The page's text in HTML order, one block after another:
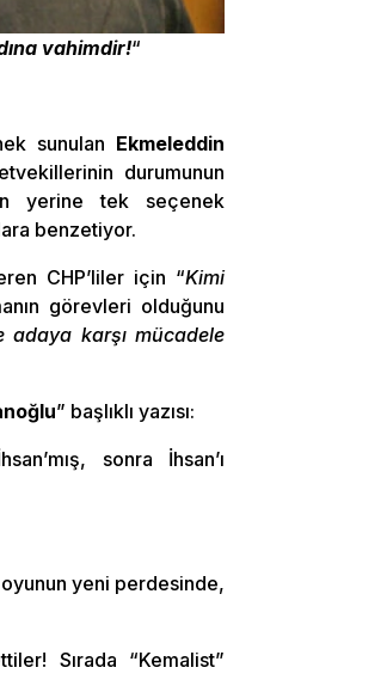
vahimdir!“
sunulan Ekmeleddin
durumunun
yerine tek seçenek
benzetiyor.
CHP’liler için “Kimi
görevleri olduğunu
karşı mücadele
” başlıklı yazısı:
sonra İhsan’ı
oyunun yeni perdesinde,
Sırada “Kemalist”